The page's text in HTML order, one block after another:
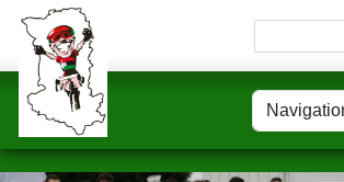
Panneau de gestion des cookies